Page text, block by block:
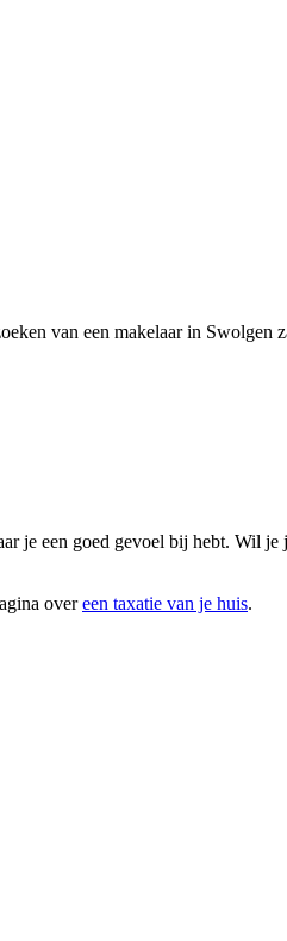
van een makelaar in Swolgen
je een goed gevoel bij hebt. Wil
overeen taxatie van je huis.